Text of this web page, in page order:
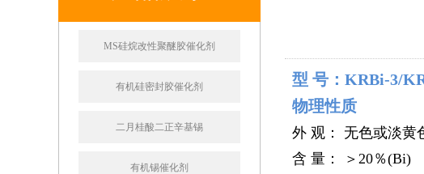
MS硅烷改性聚醚胶催化剂
有机硅密封胶催化剂
二月桂酸二正辛基锡
有机锡催化剂
型 号：KRBi-3/
物理性质
外 观： 无色或淡黄
含 量： ＞20％(Bi)